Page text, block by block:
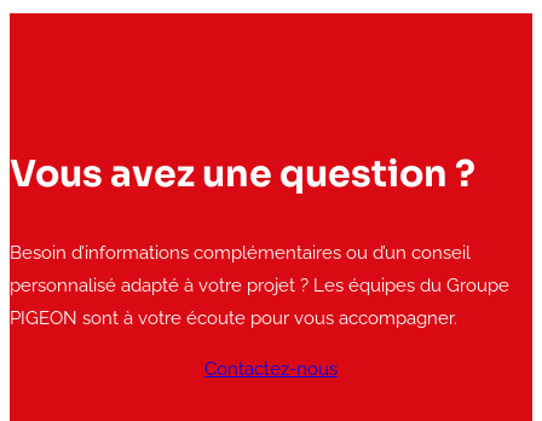
Vous avez une question ?
Besoin d’informations complémentaires ou d’un conseil
personnalisé adapté à votre projet ? Les équipes du Groupe
PIGEON sont à votre écoute pour vous accompagner.
Contactez-nous